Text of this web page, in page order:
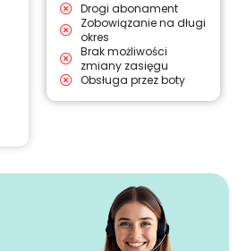
Drogi abonament
Zobowiązanie na długi
okres
Brak możliwości
zmiany zasięgu
Obsługa przez boty